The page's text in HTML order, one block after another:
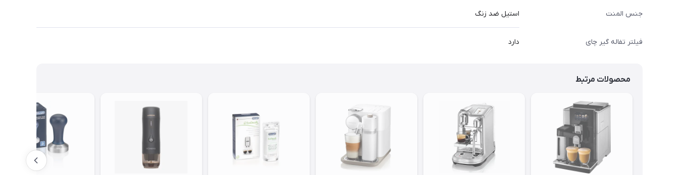
جنس المنت استیل ضد زنگ
فیلتر تفاله گیر چای دارد
محصولات مرتبط